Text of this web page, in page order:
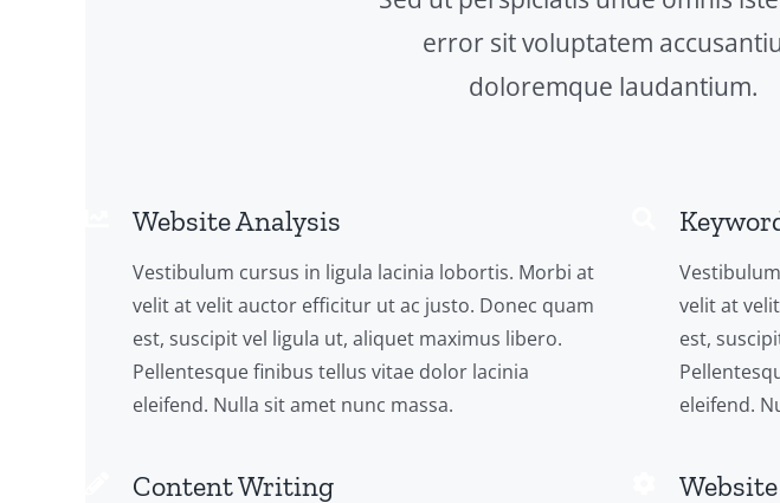
error sit voluptatem
doloremque laudantium.
Website Analysis
Vestibulum cursus in ligula lacinia lobortis. Morbi at
velit at velit auctor efficitur ut ac justo. Donec quam
est, suscipit vel ligula ut, aliquet maximus libero.
Pellentesque finibus tellus vitae dolor lacinia
eleifend. Nulla sit amet nunc massa.
velit at
est,
eleifend.
Content Writing